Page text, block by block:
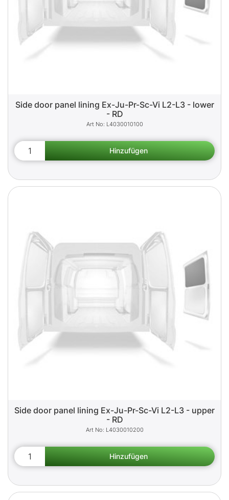
Side door panel lining Ex-Ju-Pr-Sc-Vi L2-L3 - lower
- RD
L4030010100
Side door panel lining Ex-Ju-Pr-Sc-Vi L2-L3 - upper
- RD
L4030010200